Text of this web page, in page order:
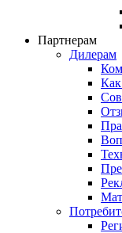
Партнерам
Дилерам